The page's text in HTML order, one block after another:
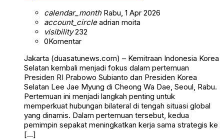
calendar_monthRabu, 1 Apr 2026
account_circleadrian moita
visibility232
0Komentar
Jakarta (duasatunews.com) – Kemitraan Indonesia Korea
Selatan kembali menjadi fokus dalam pertemuan
Presiden RI Prabowo Subianto dan Presiden Korea
Selatan Lee Jae Myung di Cheong Wa Dae, Seoul, Rabu.
Pertemuan ini menjadi langkah penting untuk
memperkuat hubungan bilateral di tengah situasi global
yang dinamis. Dalam pertemuan tersebut, kedua
pemimpin sepakat meningkatkan kerja sama strategis ke
[…]